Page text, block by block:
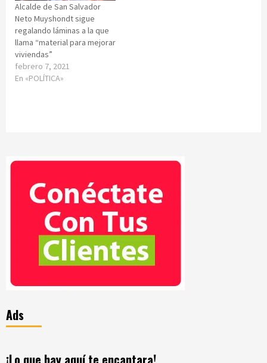
Alcalde de San Salvador
Neto Muyshondt sigue
regalando láminas a la que
llama “material para mejorar
viviendas”
febrero 7, 2021
En «POLÍTICA»
Ads
¡Lo que hay aquí te encantara!